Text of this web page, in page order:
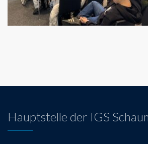
Hauptstelle der IGS